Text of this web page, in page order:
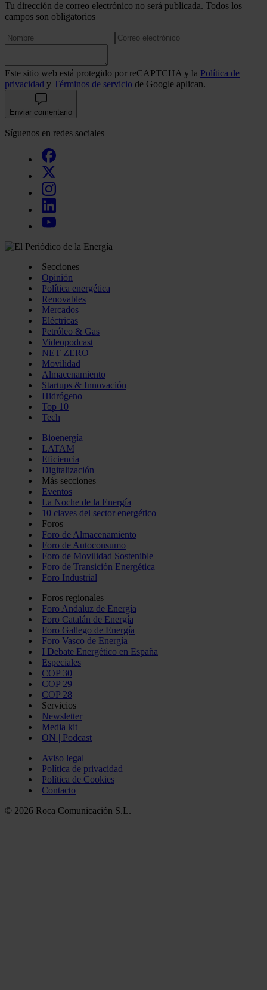
Tu dirección de correo electrónico no será publicada. Todos los
campos son obligatorios
Este sitio web está protegido por reCAPTCHA y la Política de
privacidad y Términos de servicio de Google aplican.
Enviar comentario
Síguenos en redes sociales
Secciones
Opinión
Política energética
Renovables
Mercados
Eléctricas
Petróleo & Gas
Videopodcast
NET ZERO
Movilidad
Almacenamiento
Startups & Innovación
Hidrógeno
Top 10
Tech
Bioenergía
LATAM
Eficiencia
Digitalización
Más secciones
Eventos
La Noche de la Energía
10 claves del sector energético
Foros
Foro de Almacenamiento
Foro de Autoconsumo
Foro de Movilidad Sostenible
Foro de Transición Energética
Foro Industrial
Foros regionales
Foro Andaluz de Energía
Foro Catalán de Energía
Foro Gallego de Energía
Foro Vasco de Energía
I Debate Energético en España
Especiales
COP 30
COP 29
COP 28
Servicios
Newsletter
Media kit
ON | Podcast
Aviso legal
Política de privacidad
Política de Cookies
Contacto
© 2026 Roca Comunicación S.L.